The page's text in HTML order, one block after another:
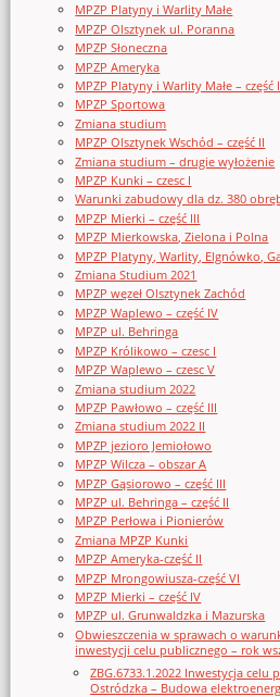
MPZP Platyny i Warlity Małe
MPZP Olsztynek ul. Poranna
MPZP Słoneczna
MPZP Ameryka
MPZP Platyny i Warlity Małe – część
MPZP Sportowa
Zmiana studium
MPZP Olsztynek Wschód – część II
Zmiana studium – drugie wyłożenie
MPZP Kunki – czesc I
Warunki zabudowy dla dz. 380
MPZP Mierki – część III
MPZP Mierkowska, Zielona i Polna
MPZP Platyny, Warlity, Elgnówko,
Zmiana Studium 2021
MPZP węzeł Olsztynek Zachód
MPZP Waplewo – część IV
MPZP ul. Behringa
MPZP Królikowo – czesc I
MPZP Waplewo – czesc V
Zmiana studium 2022
MPZP Pawłowo – część III
Zmiana studium 2022 II
MPZP jezioro Jemiołowo
MPZP Wilcza – obszar A
MPZP Gąsiorowo – część III
MPZP ul. Behringa – część II
MPZP Perłowa i Pionierów
Zmiana MPZP Kunki
MPZP Ameryka-część II
MPZP Mrongowiusza-część VI
MPZP Mierki – część IV
MPZP ul. Grunwaldzka i Mazurska
Obwieszczenia w sprawach o
inwestycji celu publicznego – rok
ZBG.6733.1.2022 Inwestycja celu
Ostródzka – Budowa